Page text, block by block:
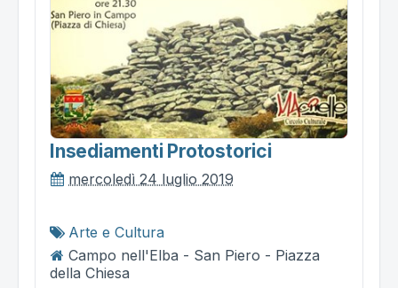
Insediamenti Protostorici
mercoledì 24 luglio 2019
Arte e Cultura
Campo nell'Elba - San Piero - Piazza
della Chiesa